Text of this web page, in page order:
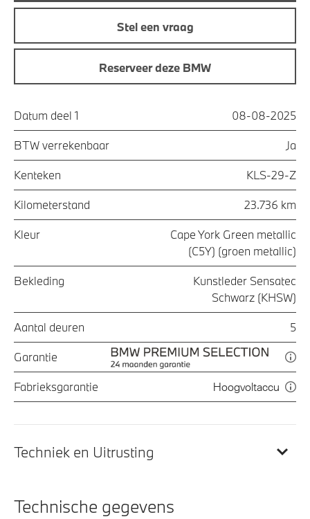
Stel een vraag
Reserveer deze BMW
Datum deel 1 08-08-2025
BTW verrekenbaar Ja
Kenteken KLS-29-Z
Kilometerstand 23.736 km
Kleur
Cape York Green metallic
(C5Y) (groen metallic)
Bekleding
Kunstleder Sensatec
Schwarz (KHSW)
Aantal deuren 5
Garantie
Fabrieksgarantie Hoogvoltaccu
Techniek en Uitrusting
Technische gegevens